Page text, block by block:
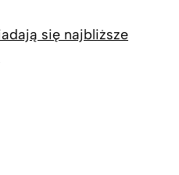
się najbliższe